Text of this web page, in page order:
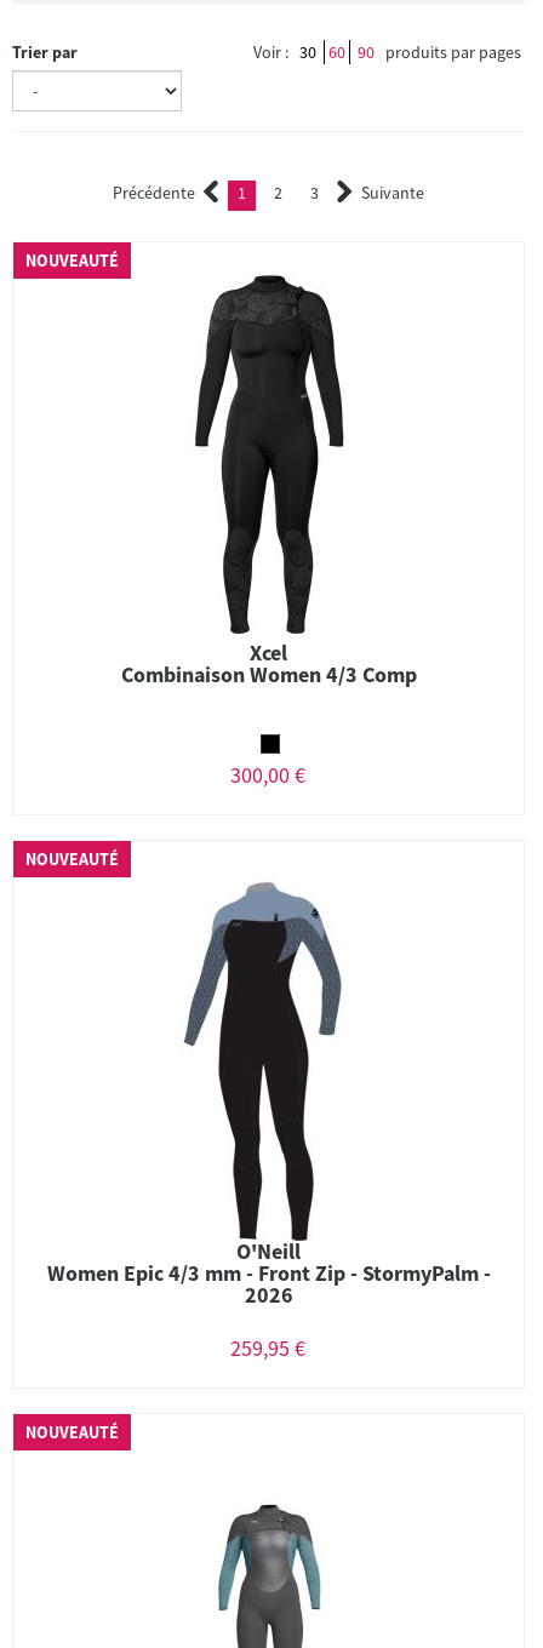
Trier par Voir : 30 60 90 produits par pages
Précédente 1 (current)
2 3 Suivante
NOUVEAUTÉ
Xcel
Combinaison Women 4/3 Comp
300,00 €
NOUVEAUTÉ
O'Neill
Women Epic 4/3 mm - Front Zip - StormyPalm -
2026
259,95 €
NOUVEAUTÉ